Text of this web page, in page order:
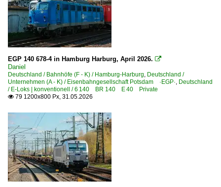
EGP 140 678-4 in Hamburg Harburg, April 2026. 
Daniel
Deutschland / Bahnhöfe (F - K) / Hamburg-Harburg, Deutschland /
Unternehmen (A - K) / Eisenbahngesellschaft Potsdam ·EGP·, Deutschland
/ E-Loks | konventionell / 6 140 BR 140 E 40 Private
 79 1200x800 Px, 31.05.2026